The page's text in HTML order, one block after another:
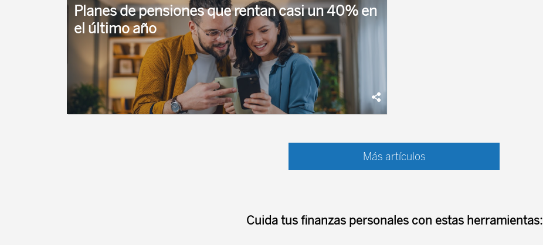
probablemente en 2021. Es una buena
estrategia para los inversores ...
Planes de pensiones que rentan casi un 40% en
el último año
El BBVA Plan Telecomunicaciones es el mejor producto de renta variable,
Más artículos
Cuida tus finanzas personales con estas herramientas: